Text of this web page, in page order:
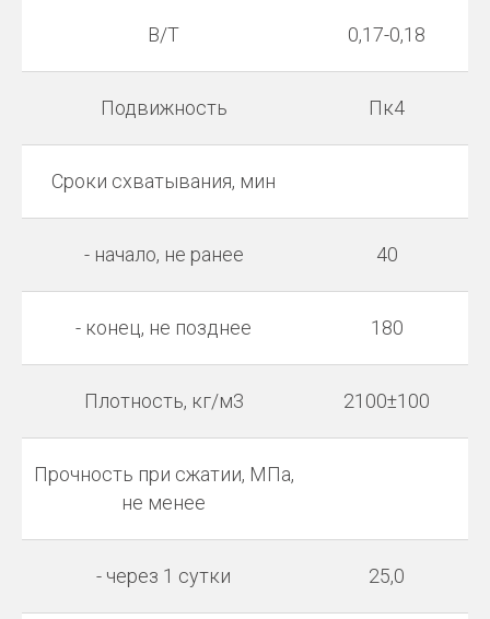
В/Т 0,17-0,18
Подвижность Пк4
Сроки схватывания, мин
- начало, не ранее 40
- конец, не позднее 180
Плотность, кг/м3 2100±100
Прочность при сжатии, МПа,
не менее
- через 1 сутки 25,0